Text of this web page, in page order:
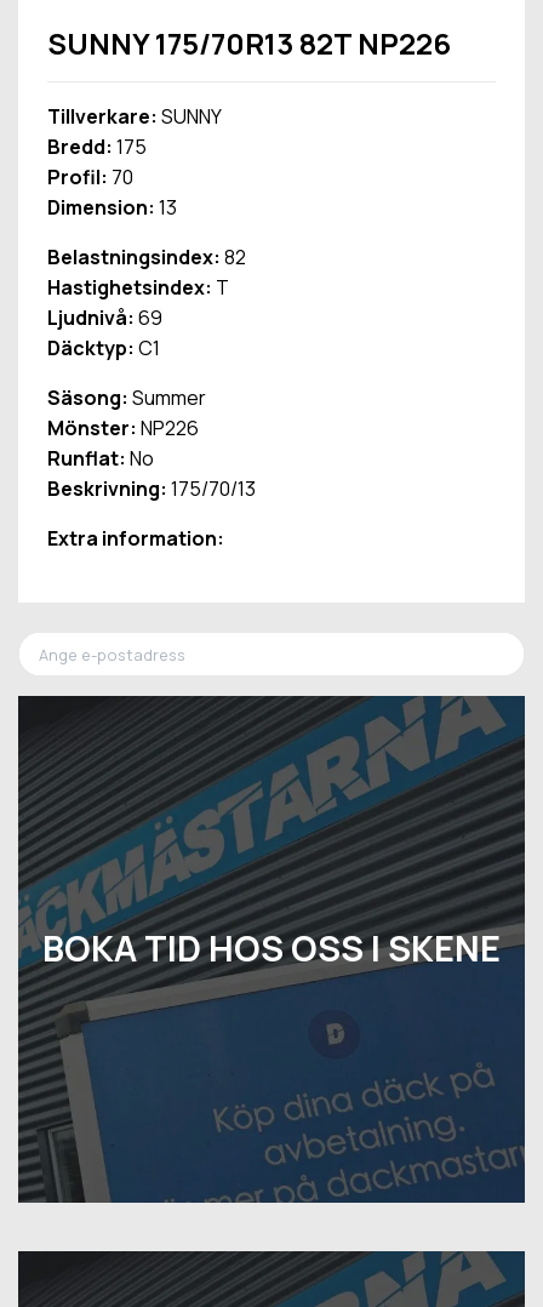
BOKA TID HOS OSS I SKENE
SUNNY 175/70R13 82T NP226
Tillverkare: SUNNY
Bredd: 175
Profil: 70
Dimension: 13
Belastningsindex: 82
Hastighetsindex: T
Ljudnivå: 69
Däcktyp: C1
Säsong: Summer
Mönster: NP226
Runflat: No
Beskrivning: 175/70/13
Extra information: